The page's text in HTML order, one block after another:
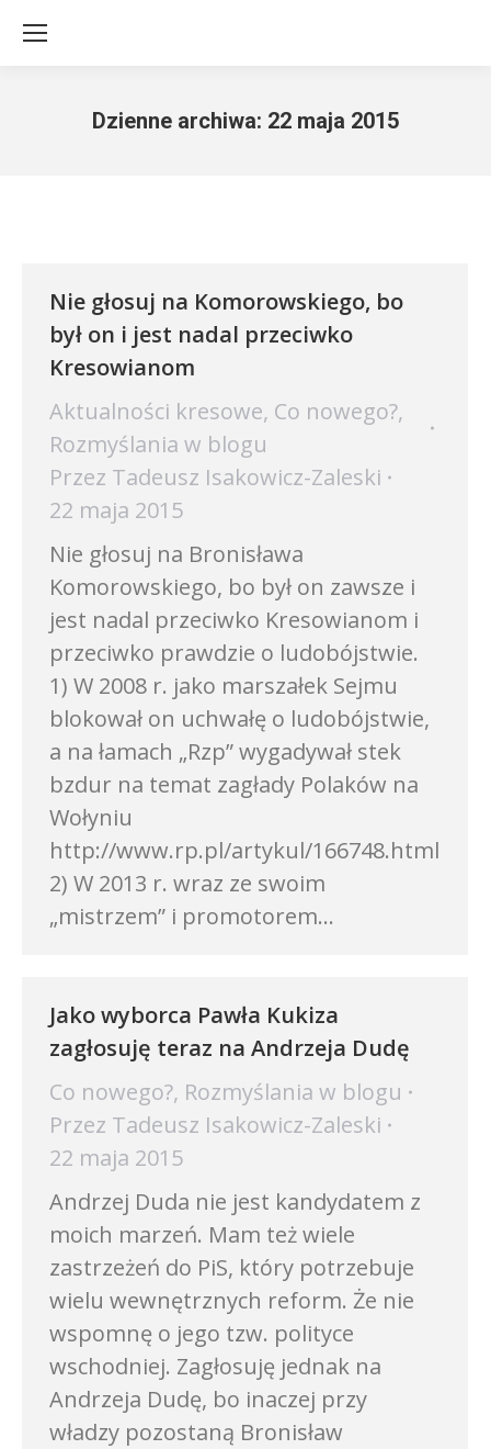
Dzienne archiwa: 22 maja 2015
Nie głosuj na Komorowskiego, bo
był on i jest nadal przeciwko
Kresowianom
Aktualności kresowe, Co nowego?,
Rozmyślania w blogu
Przez Tadeusz Isakowicz-Zaleski
22 maja 2015
Nie głosuj na Bronisława
Komorowskiego, bo był on zawsze i
jest nadal przeciwko Kresowianom i
przeciwko prawdzie o ludobójstwie.
1) W 2008 r. jako marszałek Sejmu
blokował on uchwałę o ludobójstwie,
a na łamach „Rzp” wygadywał stek
bzdur na temat zagłady Polaków na
Wołyniu
http://www.rp.pl/artykul/166748.html
2) W 2013 r. wraz ze swoim
„mistrzem” i promotorem…
Jako wyborca Pawła Kukiza
zagłosuję teraz na Andrzeja Dudę
Co nowego?, Rozmyślania w blogu
Przez Tadeusz Isakowicz-Zaleski
22 maja 2015
Andrzej Duda nie jest kandydatem z
moich marzeń. Mam też wiele
zastrzeżeń do PiS, który potrzebuje
wielu wewnętrznych reform. Że nie
wspomnę o jego tzw. polityce
wschodniej. Zagłosuję jednak na
Andrzeja Dudę, bo inaczej przy
władzy pozostaną Bronisław